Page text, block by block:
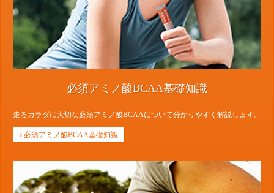
必須アミノ酸BCAA基礎知識
走るカラダに大切な必須アミノ酸BCAAについて分かりやすく解説します。
必須アミノ酸BCAA基礎知識